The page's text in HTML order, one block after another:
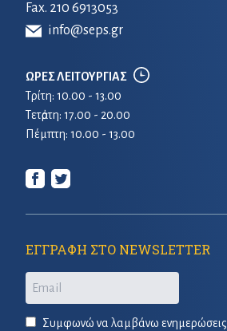
Fax. 210 6913053
info@seps.gr
ΩΡΕΣ ΛΕΙΤΟΥΡΓΙΑΣ
Τρίτη: 10.00 - 13.00
Τετἀρτη: 17.00 - 20.00
Πέμπτη: 10.00 - 13.00
ΕΓΓΡΑΦΗ ΣΤΟ NEWSLETTER
Email
Συμφωνώ να λαμβάνω ενημερώσεις